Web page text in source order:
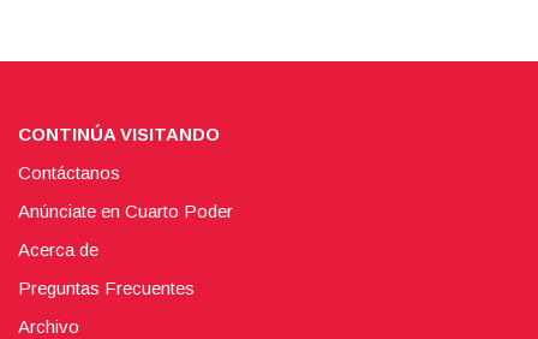
CONTINÚA VISITANDO
Contáctanos
Anúnciate en Cuarto Poder
Acerca de
Preguntas Frecuentes
Archivo